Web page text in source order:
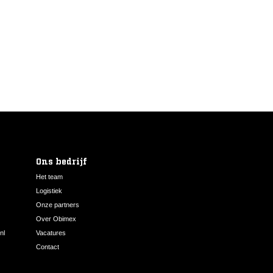
Ons bedrijf
Het team
Logistiek
Onze partners
Over Obimex
Vacatures
Contact